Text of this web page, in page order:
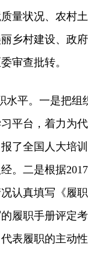
量状况、农村
乡村建设、政
审查批转。
平。一是把组
平台，着力为
了全国人大培
。二是根据
认真填写《履
履职手册评定
表履职的主动性